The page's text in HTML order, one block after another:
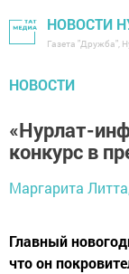
НОВОСТИ
Газета "Дружба",
НОВОСТИ
«Нурлат-
конкурс в
Маргарита
Главный
что он